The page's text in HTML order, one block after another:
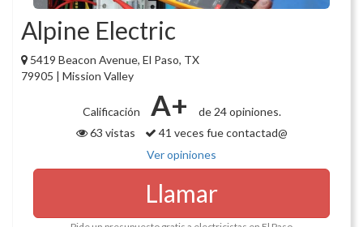
Alpine Electric
5419 Beacon Avenue, El Paso, TX
79905 | Mission Valley
Calificación A+
de 24 opiniones.
63 vistas
41 veces fue contactad@
Ver opiniones
Llamar